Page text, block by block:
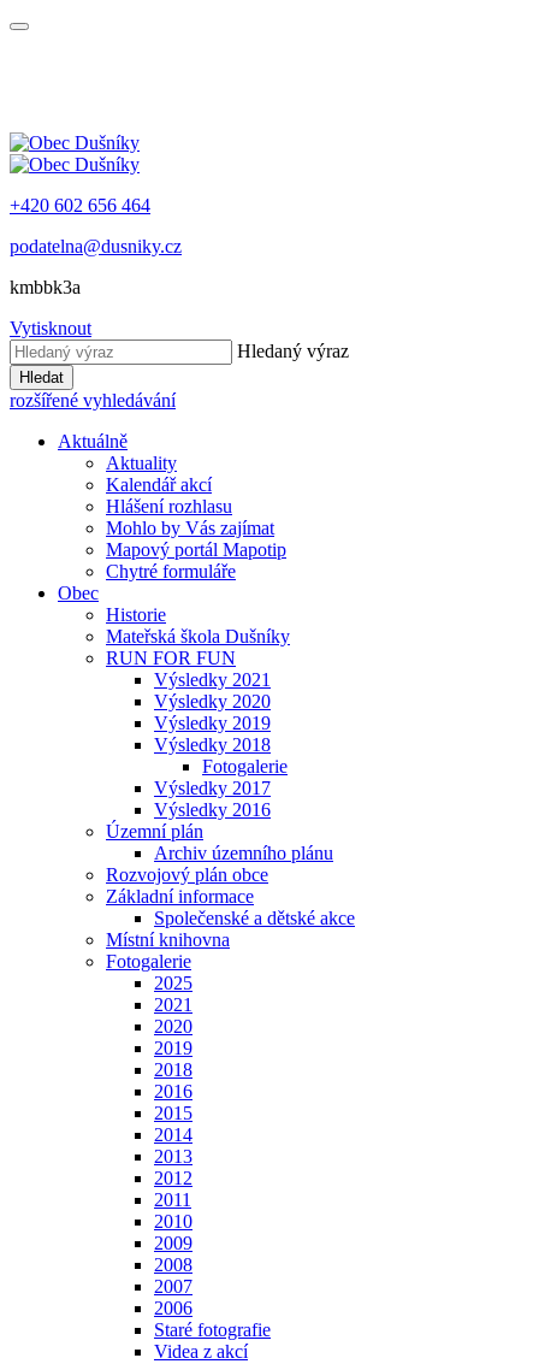
+420 602 656 464
podatelna@dusniky.cz
kmbbk3a
Vytisknout
Hledaný výraz
Hledat
rozšířené vyhledávání
Aktuálně
Aktuality
Kalendář akcí
Hlášení rozhlasu
Mohlo by Vás zajímat
Mapový portál Mapotip
Chytré formuláře
Obec
Historie
Mateřská škola Dušníky
RUN FOR FUN
Výsledky 2021
Výsledky 2020
Výsledky 2019
Výsledky 2018
Fotogalerie
Výsledky 2017
Výsledky 2016
Územní plán
Archiv územního plánu
Rozvojový plán obce
Základní informace
Společenské a dětské akce
Místní knihovna
Fotogalerie
2025
2021
2020
2019
2018
2016
2015
2014
2013
2012
2011
2010
2009
2008
2007
2006
Staré fotografie
Videa z akcí